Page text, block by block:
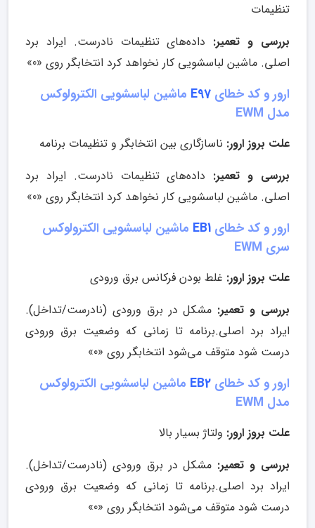
تنظیمات
بررسی و تعمیر: داده‌های تنظیمات نادرست. ایراد برد
اصلی. ماشین لباسشویی کار نخواهد کرد انتخابگر روی «0»
ارور و کد خطای E97 ماشین لباسشویی الکترولوکس
مدل EWM
علت بروز ارور: ناسازگاری بین انتخابگر و تنظیمات برنامه
بررسی و تعمیر: داده‌های تنظیمات نادرست. ایراد برد
اصلی. ماشین لباسشویی کار نخواهد کرد انتخابگر روی «0»
ارور و کد خطای
ماشین لباسشویی الکترولوکس
سری EWM
علت بروز ارور: غلط بودن فرکانس برق ورودی
بررسی و تعمیر: مشکل در برق ورودی (نادرست/تداخل).
ایراد برد اصلی.برنامه تا زمانی که وضعیت برق ورودی
درست شود متوقف می‌شود انتخابگر روی «0»
ارور و کد خطای EB2 ماشین لباسشویی الکترولوکس
مدل EWM
علت بروز ارور: ولتاژ بسیار بالا
بررسی و تعمیر: مشکل در برق ورودی (نادرست/تداخل).
ایراد برد اصلی.برنامه تا زمانی که وضعیت برق ورودی
درست شود متوقف می‌شود انتخابگر روی «0»